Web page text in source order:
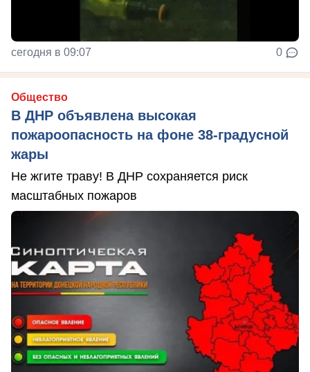
сегодня в 09:07 0
Общество
В ДНР объявлена высокая
пожароопасность на фоне 38-градусной
жары
Не жгите траву! В ДНР сохраняется риск
масштабных пожаров